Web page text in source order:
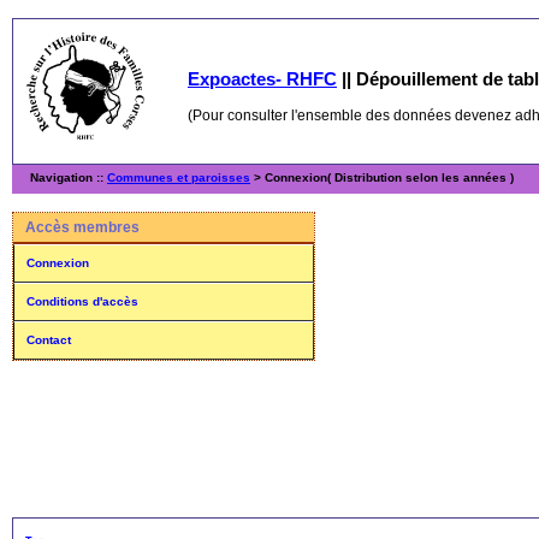
Expoactes- RHFC || Dépouillement de
(Pour consulter l'ensemble des données devenez
Navigation :: Communes et paroisses > Connexion( Distribution selon les années )
Accès membres
Connexion
Conditions d'accès
Contact